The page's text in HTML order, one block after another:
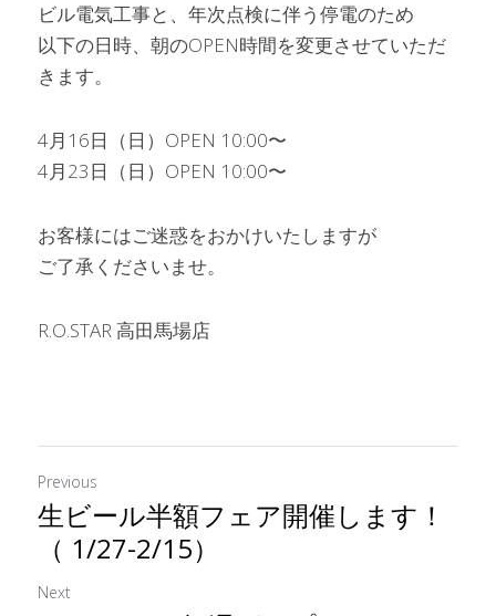
ビル電気工事と、年次点検に伴う停電のため
以下の日時、朝のOPEN時間を変更させていただ
きます。
4月16日（日）OPEN 10:00〜
4月23日（日）OPEN 10:00〜
お客様にはご迷惑をおかけいたしますが
ご了承くださいませ。
R.O.STAR 高田馬場店
Previous
生ビール半額フェア開催します！
（ 1/27-2/15）
Next